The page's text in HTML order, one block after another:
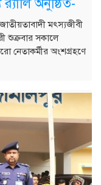
অনুষ্ঠিত-
মৎস্যজীবী
শুক্রবার সকালে
নেতাকর্মীর অংশগ্রহণে